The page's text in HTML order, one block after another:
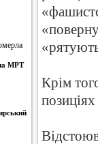
МРТ
Крім